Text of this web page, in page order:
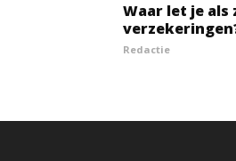
Waar let je als
Redactie